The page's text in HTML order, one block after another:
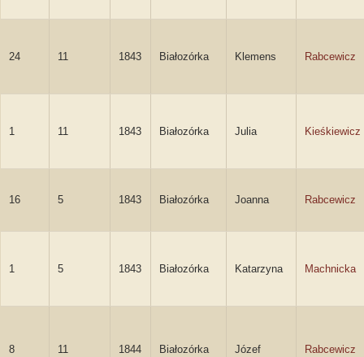
24 11 1843 Białozórka Klemens Rabcewicz
1 11 1843 Białozórka Julia Kieśkiewicz
16 5 1843 Białozórka Joanna Rabcewicz
1 5 1843 Białozórka Katarzyna Machnicka
8 11 1844 Białozórka Józef Rabcewicz